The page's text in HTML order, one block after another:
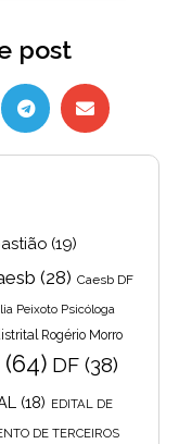
post
(19)
(28) Caesb DF
Peixoto Psicóloga
Rogério Morro
(64) DF (38)
(18) EDITAL DE
DE TERCEIROS